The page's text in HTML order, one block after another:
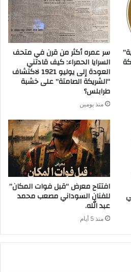
سر عمره أكثر من قرن في متحف
السرايا الحمراء: كيف قادتني
العودة إلى يوليو 1921 لاكتشاف
“الشريكة الصامتة” على خشبة
طرابلس؟
منذ يومين
افتتاح معرض “قبل فوات المكان”
للفنان السوداني مصعب محمد
عبد الله.
منذ 5 أيام